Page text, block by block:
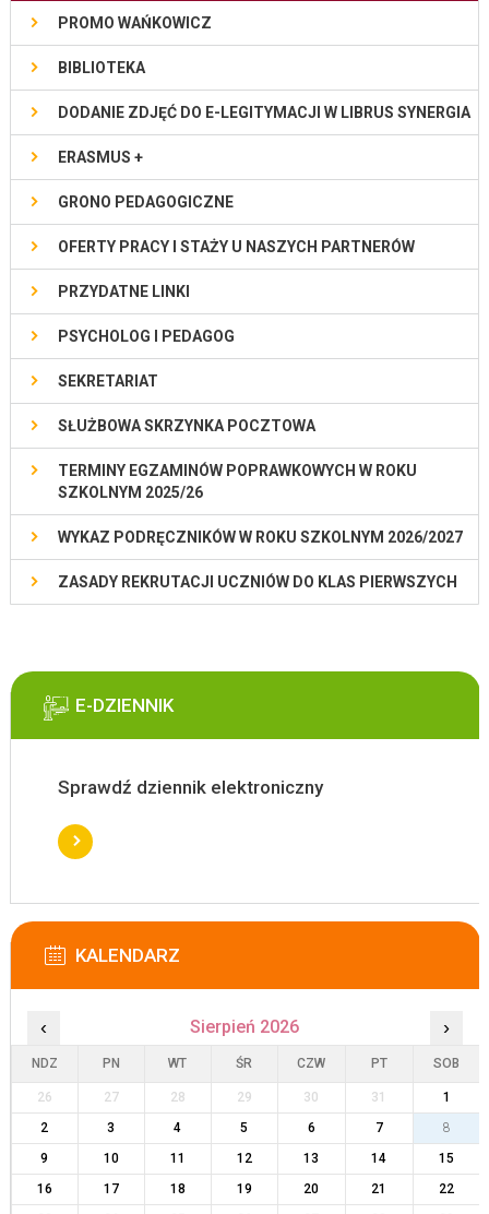
PROMO WAŃKOWICZ
BIBLIOTEKA
DODANIE ZDJĘĆ DO E-LEGITYMACJI W LIBRUS SYNERGIA
ERASMUS +
GRONO PEDAGOGICZNE
OFERTY PRACY I STAŻY U NASZYCH PARTNERÓW
PRZYDATNE LINKI
PSYCHOLOG I PEDAGOG
SEKRETARIAT
SŁUŻBOWA SKRZYNKA POCZTOWA
TERMINY EGZAMINÓW POPRAWKOWYCH W ROKU
SZKOLNYM 2025/26
WYKAZ PODRĘCZNIKÓW W ROKU SZKOLNYM 2026/2027
ZASADY REKRUTACJI UCZNIÓW DO KLAS PIERWSZYCH
E-DZIENNIK
Sprawdź dziennik elektroniczny
KALENDARZ
‹ Sierpień 2026 ›
NDZ PN WT ŚR CZW PT SOB
26 27 28 29 30 31
1
2
3 4 5 6 7
8
9
10 11 12 13 14
15
16
17 18 19 20 21
22